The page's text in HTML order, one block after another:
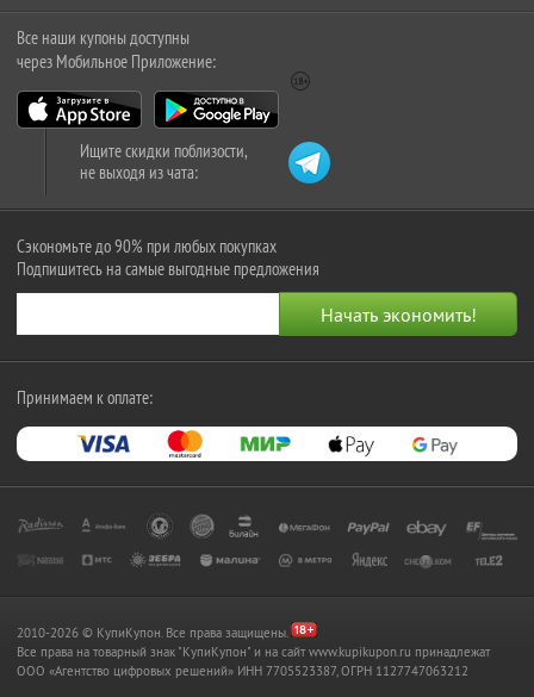
Все наши купоны доступны
через Мобильное Приложение:
Ищите скидки поблизости,
не выходя из чата:
Сэкономьте до 90% при любых покупках
Подпишитесь на самые выгодные предложения
Принимаем к оплате:
2010-2026 © КупиКупон. Все права защищены.
Все права на товарный знак "КупиКупон" и на сайт www.kupikupon.ru принадлежат
OOO «Агентство цифровых решений» ИНН 7705523387, ОГРН 1127747063212